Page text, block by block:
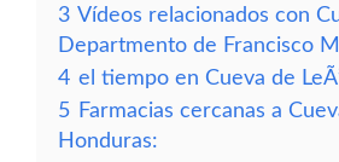
3 Vídeos relacionados con
Departmento de Francisco
4 el tiempo en Cueva de
5 Farmacias cercanas a
Honduras: